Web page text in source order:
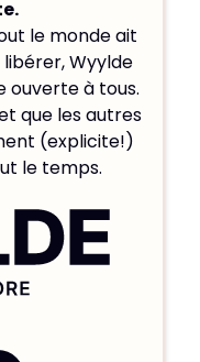
le monde ait
Wyylde
ouverte à tous.
que les autres
(explicite!)
le temps.